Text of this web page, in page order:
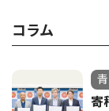
コラム
寄